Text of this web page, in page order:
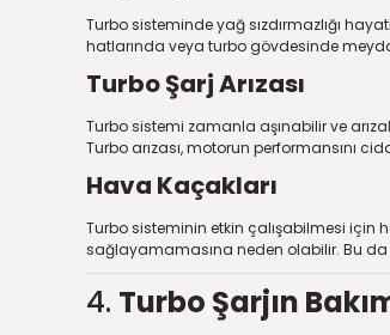
Turbo sisteminde yağ sızdırmazlığı
hatlarında veya turbo gövdesinde
Turbo Şarj Arızası
Turbo sistemi zamanla aşınabilir ve
Turbo arızası, motorun performansını
Hava Kaçakları
Turbo sisteminin etkin çalışabilmesi için
sağlayamamasına neden olabilir. Bu da
4. Turbo Şarjın